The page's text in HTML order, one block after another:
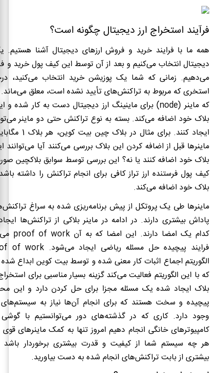
فرآیند استخراج ارز دیجیتال چگونه است؟
همه ما با فرایند خرید و فروش ارزهای دیجیتال آشنا هستیم.
دیجیتال انتخاب می‌کنیم و بعد از آن توسط این کیف پول خرید و
می‌دهیم. زمانی که شما یک پوزیشن خرید انتخاب می‌کنید،
استخری که مربوط به تراکنش‌های تأیید نشده است، معلق
که ماینر (node) برای ماینینگ ارز دیجیتال دست به کار شده و
بلاک خود اضافه می‌کند. بسته به نوع تراکنش حتی دو ماینر
ایجاد کنند. برای
ماینرها قبل از اضافه کردن این بلاک بررسی می‌کنند آیا می‌توانند
بلاک خود اضافه کنند یا نه؟ این بررسی توسط سوابق بلاکچین
کیف پول فرستنده ارز تراز کافی برای انجام تراکنش را داشته
بلاک خود اضافه می‌کند.
ماینرها طی یک پروتکل از پیش برنامه‌ریزی ‌شده به سراغ
پاداش بیشتری دارند. در ادامه در ماینر بلاکی از تراکنش‌ها
کدام یک امضا دارند. این امضا که به آنproof of work
فرایند پیچیده حل مسئله ریاضی ایجاد می‌شود. of work
الگوریتم اجماع اثبات کار معنی شده و توسط بیت کوین ابداع
که با این الگوریتم فعالیت می‌کند گزینه بسیار مناسبی برای
بلاک ایجاد شده یک مسئله مجزا برای حل کردن دارد و این
پیچیده و سخت هستند که برای انجام آن‌ها نیاز به سیستم‌های
وجود دارد. کاری که در گذشته‌های دور می‌توانستیم با گوشی
کامپیوترهای خانگی انجام دهیم امروز تنها به کمک ماینرهای
هر چه سیستم شما از کیفیت و قدرت بیشتری برخوردار باشد
بیشتری از بابت تراکنش‌های انجام شده به دست بیاورید.